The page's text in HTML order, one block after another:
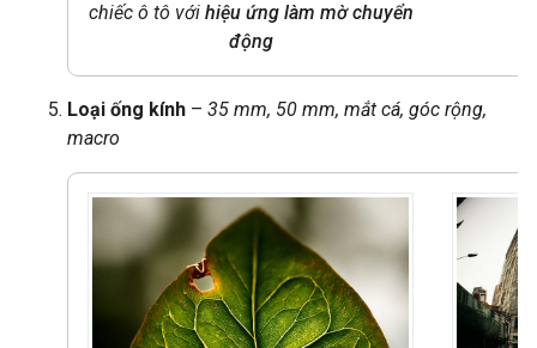
chiếc ô tô với hiệu ứng làm mờ chuyển
động
Loại ống kính – 35 mm, 50 mm, mắt cá, góc rộng,
macro